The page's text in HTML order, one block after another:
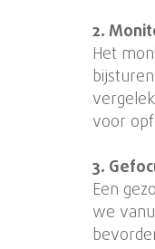
2.
Het
voor
3.
Een
we